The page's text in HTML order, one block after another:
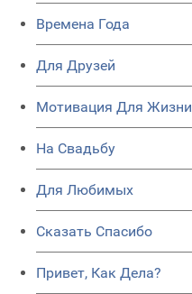
Времена Года
Для Друзей
Мотивация Для Жизни
На Свадьбу
Для Любимых
Сказать Спасибо
Привет, Как Дела?